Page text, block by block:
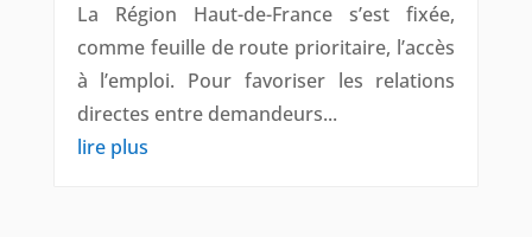
La Région Haut-de-France s’est fixée,
comme feuille de route prioritaire, l’accès
à l’emploi. Pour favoriser les relations
directes entre demandeurs...
lire plus